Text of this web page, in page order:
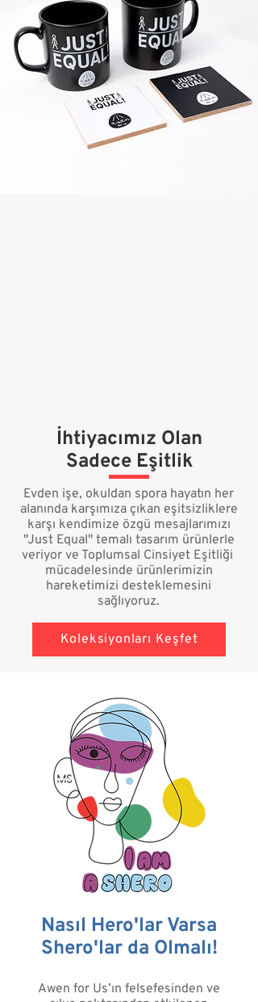
İhtiyacımız Olan
Sadece Eşitlik
Evden işe, okuldan spora hayatın her
alanında karşımıza çıkan eşitsizliklere
karşı kendimize özgü mesajlarımızı
"Just Equal" temalı tasarım ürünlerle
veriyor ve Toplumsal Cinsiyet Eşitliği
mücadelesinde ürünlerimizin
hareketimizi desteklemesini
sağlıyoruz.
Koleksiyonları Keşfet
Nasıl Hero'lar Varsa
Shero'lar da Olmalı!
Awen for Us’ın felsefesinden ve